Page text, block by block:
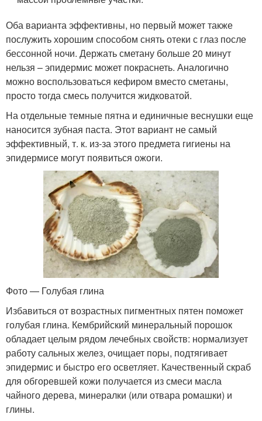
Оба варианта эффективны, но первый может также
послужить хорошим способом снять отеки с глаз после
бессонной ночи. Держать сметану больше 20 минут
нельзя – эпидермис может покраснеть. Аналогично
можно воспользоваться кефиром вместо сметаны,
просто тогда смесь получится жидковатой.
На отдельные темные пятна и единичные веснушки еще
наносится зубная паста. Этот вариант не самый
эффективный, т. к. из-за этого предмета гигиены на
эпидермисе могут появиться ожоги.
Фото — Голубая глина
Избавиться от возрастных пигментных пятен поможет
голубая глина. Кембрийский минеральный порошок
обладает целым рядом лечебных свойств: нормализует
работу сальных желез, очищает поры, подтягивает
эпидермис и быстро его осветляет. Качественный скраб
для обгоревшей кожи получается из смеси масла
чайного дерева, минералки (или отвара ромашки) и
глины.